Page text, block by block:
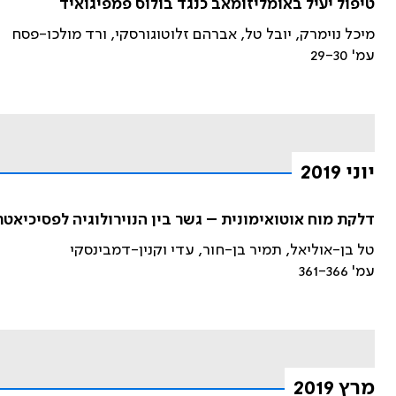
טיפול יעיל באומליזומאב כנגד בולוס פמפיגואיד
מיכל נוימרק, יובל טל, אברהם זלוטוגורסקי, ורד מולכו-פסח
עמ' 29-30
יוני 2019
דלקת מוח אוטואימונית – גשר בין הנוירולוגיה
טל בן-אוליאל, תמיר בן-חור, עדי וקנין-דמבינסקי
עמ' 361-366
מרץ 2019